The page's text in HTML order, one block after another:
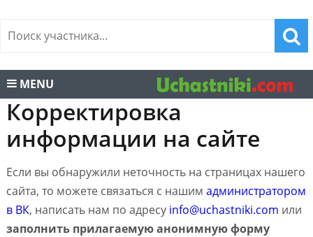
MENU
Корректировка
информации на сайте
Если вы обнаружили неточность на страницах нашего
сайта, то можете связаться с нашим администратором
в ВК, написать нам по адресу info@uchastniki.com или
заполнить прилагаемую анонимную форму